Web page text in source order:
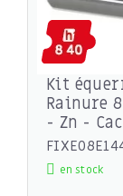
Kit
Rainure
- Zn -
en stock